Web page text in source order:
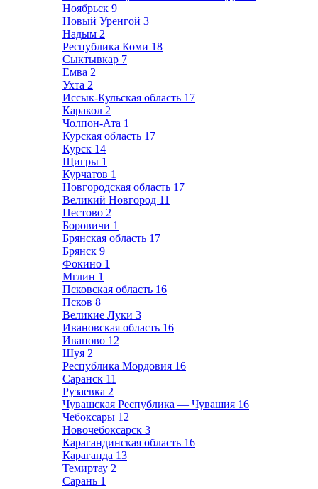
Ноябрьск 9
Новый Уренгой 3
Надым 2
Республика Коми 18
Сыктывкар 7
Емва 2
Ухта 2
Иссык-Кульская область 17
Каракол 2
Чолпон-Ата 1
Курская область 17
Курск 14
Щигры 1
Курчатов 1
Новгородская область 17
Великий Новгород 11
Пестово 2
Боровичи 1
Брянская область 17
Брянск 9
Фокино 1
Мглин 1
Псковская область 16
Псков 8
Великие Луки 3
Ивановская область 16
Иваново 12
Шуя 2
Республика Мордовия 16
Саранск 11
Рузаевка 2
Чувашская Республика — Чувашия 16
Чебоксары 12
Новочебоксарск 3
Карагандинская область 16
Караганда 13
Темиртау 2
Сарань 1